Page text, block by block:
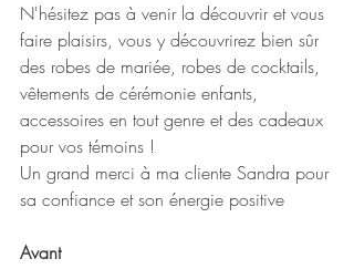
N'hésitez pas à venir la découvrir et vous
faire plaisirs, vous y découvrirez bien sûr
des robes de mariée, robes de cocktails,
vêtements de cérémonie enfants,
accessoires en tout genre et des cadeaux
pour vos témoins !
Un grand merci à ma cliente Sandra pour
sa confiance et son énergie positive
Avant